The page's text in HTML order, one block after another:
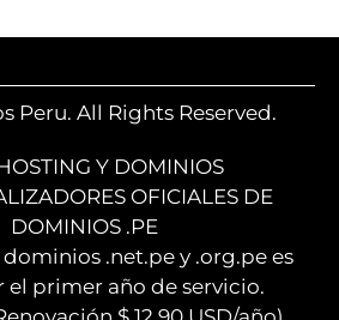
Peru. All Rights Reserved.
Y DOMINIOS
OFICIALES DE
DOMINIOS .PE
dominios .net.pe y .org.pe es
el primer año de servicio.